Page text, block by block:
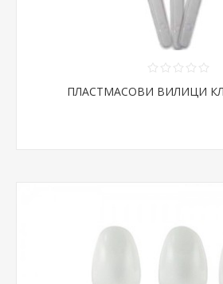
ПЛАСТМАСОВИ ВИЛИЦИ